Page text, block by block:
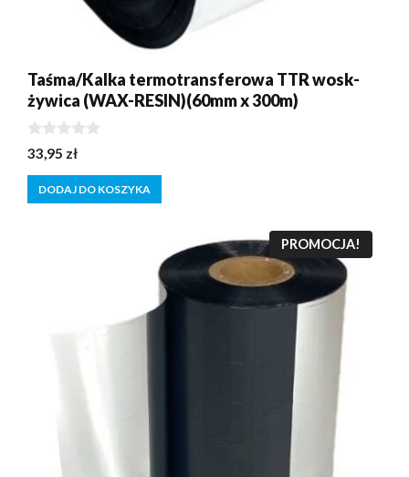
Taśma/Kalka termotransferowa TTR wosk-
żywica (WAX-RESIN)(60mm x 300m)
0
z
5
33,95 zł
DODAJ DO KOSZYKA
PROMOCJA!